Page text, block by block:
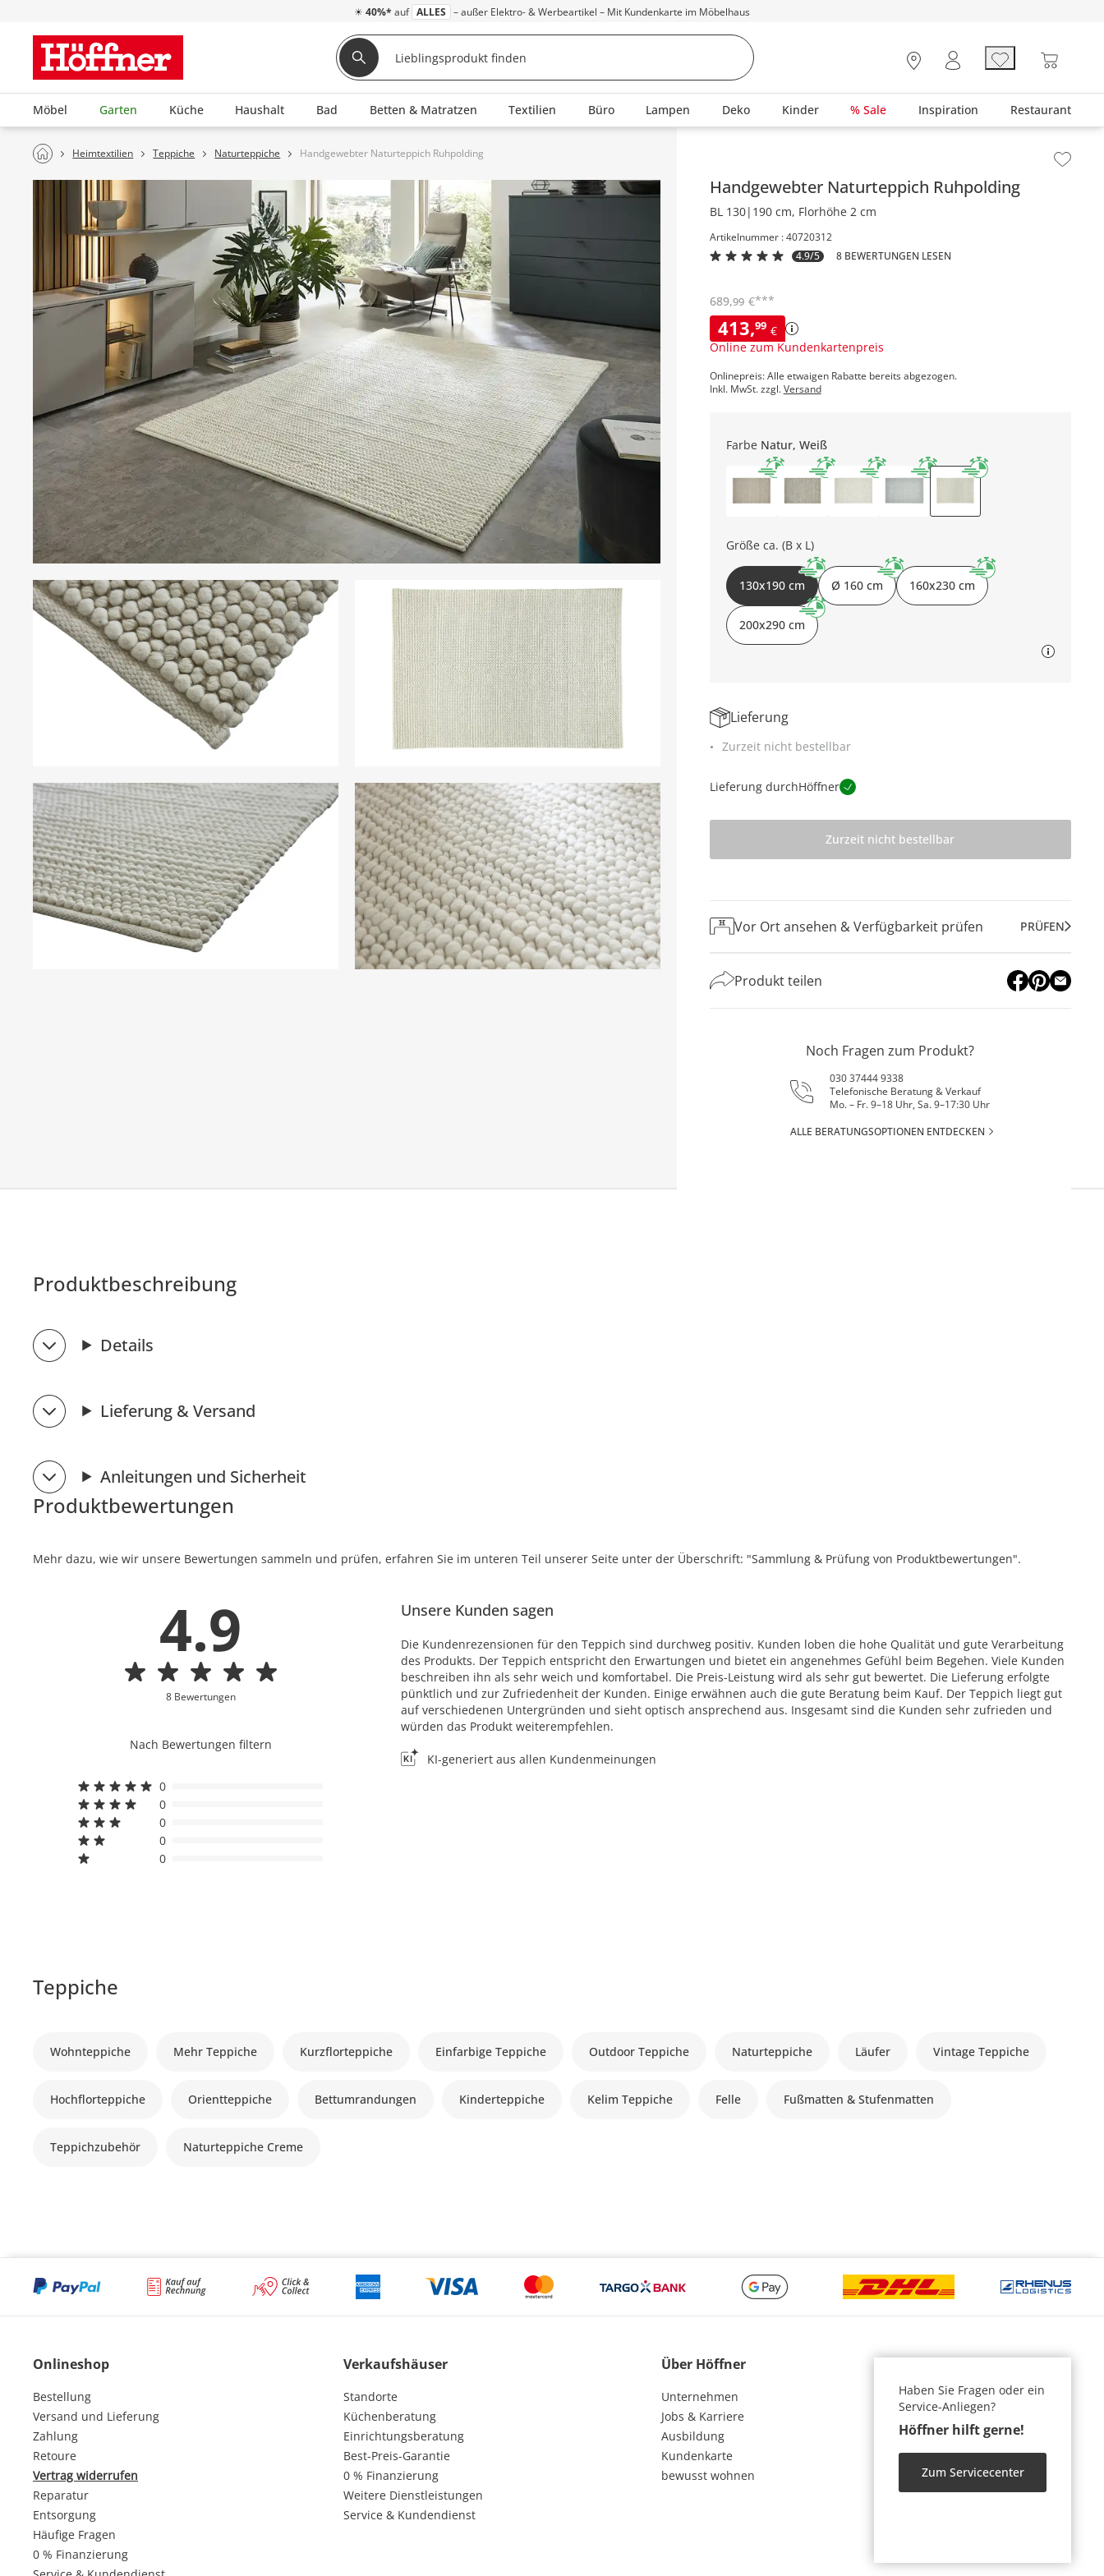
☀ 40%* auf ALLES – außer Elektro- & Werbeartikel – Mit Kundenkarte im Möbelhaus
Möbel Garten Küche Haushalt Bad Betten & Matratzen Textilien Büro Lampen Deko Kinder % Sale Inspiration Restaurant
Heimtextilien Teppiche Naturteppiche Handgewebter Naturteppich Ruhpolding
Handgewebter Naturteppich Ruhpolding
BL 130|190 cm, Florhöhe 2 cm
Artikelnummer : 40720312
4.9/5
8 BEWERTUNGEN LESEN
413,99 €
Online zum Kundenkartenpreis
689,99 €***
Onlinepreis: Alle etwaigen Rabatte bereits abgezogen.
Inkl. MwSt. zzgl.Versand
Farbe Natur, Weiß
Größe ca. (B x L)
130x190 cm Ø 160 cm 160x230 cm
200x290 cm
Lieferung
Zurzeit nicht bestellbar
Lieferung durchHöffner
Zurzeit nicht bestellbar
Vor Ort ansehen & Verfügbarkeit prüfen PRÜFEN
Produkt teilen
Noch Fragen zum Produkt?
030 37444 9338
Telefonische Beratung & Verkauf
Mo. – Fr. 9–18 Uhr, Sa. 9–17:30 Uhr
ALLE BERATUNGSOPTIONEN ENTDECKEN
Produktbeschreibung
Details
Lieferung & Versand
Anleitungen und Sicherheit
Produktbewertungen
Mehr dazu, wie wir unsere Bewertungen sammeln und prüfen, erfahren Sie im unteren Teil unserer Seite unter der Überschrift: "Sammlung & Prüfung von Produktbewertungen".
4.9
8 Bewertungen
Nach Bewertungen filtern
0
0
0
0
0
Unsere Kunden sagen
Die Kundenrezensionen für den Teppich sind durchweg positiv. Kunden loben die hohe Qualität und gute Verarbeitung
des Produkts. Der Teppich entspricht den Erwartungen und bietet ein angenehmes Gefühl beim Begehen. Viele Kunden
beschreiben ihn als sehr weich und komfortabel. Die Preis-Leistung wird als sehr gut bewertet. Die Lieferung erfolgte
pünktlich und zur Zufriedenheit der Kunden. Einige erwähnen auch die gute Beratung beim Kauf. Der Teppich liegt gut
auf verschiedenen Untergründen und sieht optisch ansprechend aus. Insgesamt sind die Kunden sehr zufrieden und
würden das Produkt weiterempfehlen.
KI-generiert aus allen Kundenmeinungen
Teppiche
Wohnteppiche Mehr Teppiche Kurzflorteppiche Einfarbige Teppiche Outdoor Teppiche Naturteppiche Läufer Vintage Teppiche
Hochflorteppiche Orientteppiche Bettumrandungen Kinderteppiche Kelim Teppiche Felle Fußmatten & Stufenmatten
Teppichzubehör Naturteppiche Creme
Onlineshop
Bestellung
Versand und Lieferung
Zahlung
Retoure
Vertrag widerrufen
Reparatur
Entsorgung
Häufige Fragen
0 % Finanzierung
Verkaufshäuser
Standorte
Küchenberatung
Einrichtungsberatung
Best-Preis-Garantie
0 % Finanzierung
Weitere Dienstleistungen
Service & Kundendienst
Über Höffner
Unternehmen
Jobs & Karriere
Ausbildung
Kundenkarte
bewusst wohnen
Haben Sie Fragen oder ein
Service-Anliegen?
Höffner hilft gerne!
Zum Servicecenter